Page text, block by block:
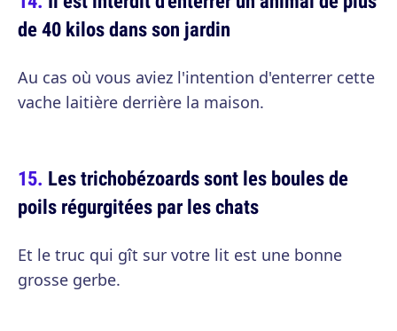
de 40 kilos dans son jardin
Au cas où vous aviez l'intention d'enterrer cette
vache laitière derrière la maison.
Les trichobézoards sont les boules de
poils régurgitées par les chats
Et le truc qui gît sur votre lit est une bonne
grosse gerbe.